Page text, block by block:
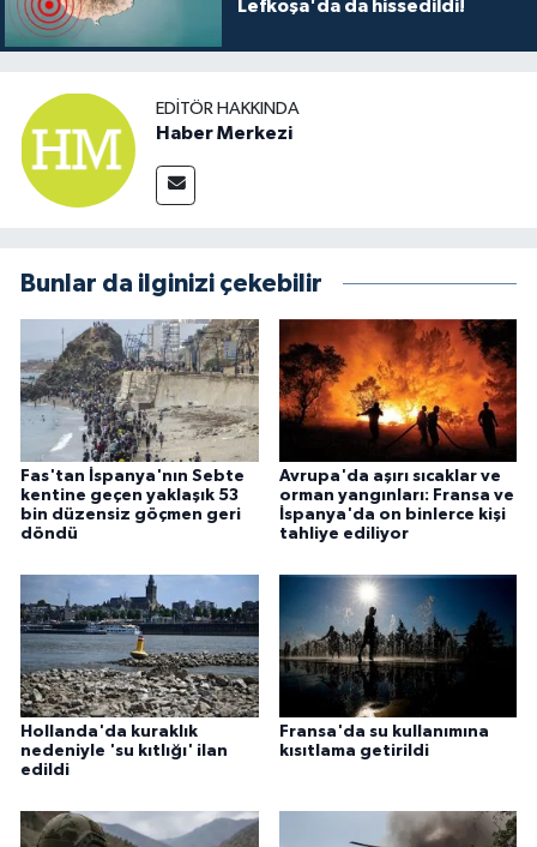
Lefkoşa'da da hissedildi!
EDITÖR HAKKINDA
Haber Merkezi
Bunlar da ilginizi çekebilir
Fas'tan İspanya'nın Sebte
kentine geçen yaklaşık 53
bin düzensiz göçmen geri
döndü
Avrupa'da aşırı sıcaklar ve
orman yangınları: Fransa ve
İspanya'da on binlerce kişi
tahliye ediliyor
Hollanda'da kuraklık
nedeniyle 'su kıtlığı' ilan
edildi
Fransa'da su kullanımına
kısıtlama getirildi